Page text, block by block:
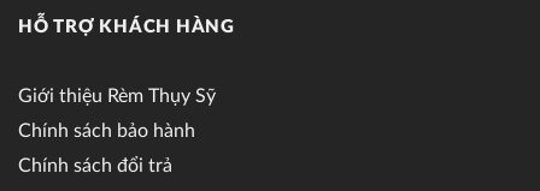
HỖ TRỢ KHÁCH HÀNG
Giới thiệu Rèm Thụy Sỹ
Chính sách bảo hành
Chính sách đổi trả